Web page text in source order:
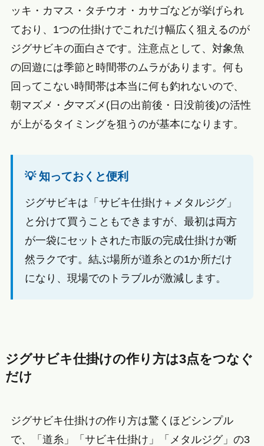
ッキ・カマス・タチウオ・カサゴなどが挙げられ
ており、1つの仕掛けでこれだけ幅広く狙えるのが
ジグサビキの面白さです。注意点として、対象魚
の回遊には季節と時間帯のムラがあります。何も
回ってこない時間帯は本当に何も釣れないので、
朝マズメ・夕マズメ(日の出前後・日没前後)の活性
が上がるタイミングを狙うのが基本になります。
💡 知っておくと便利
ジグサビキは「サビキ仕掛け＋メタルジグ」
と分けて買うこともできますが、最初は両方
が一袋にセットされた市販の完成仕掛けが断
然ラクです。結ぶ場所が道糸との1か所だけ
になり、現場でのトラブルが激減します。
ジグサビキ仕掛けの作り方は3点をつなぐ
だけ
ジグサビキ仕掛けの作り方は驚くほどシンプル
で、「道糸」「サビキ仕掛け」「メタルジグ」の3